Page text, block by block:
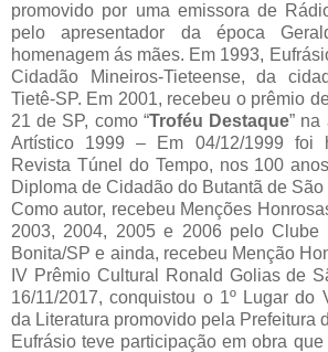
promovido por uma emissora de
pelo apresentador da época
homenagem ás mães. Em 1993,
Cidadão Mineiros-Tieteense, da
Tietê-SP. Em 2001, recebeu o prêmio
21 de SP, como “Troféu Destaque” na
Artístico 1999 – Em 04/12/1999 foi
Revista Túnel do Tempo, nos 100
Diploma de Cidadão do Butantã de São
Como autor, recebeu Menções
2003, 2004, 2005 e 2006 pelo Clube
Bonita/SP e ainda, recebeu Menção
IV Prêmio Cultural Ronald Golias de
16/11/2017, conquistou o 1º Lugar do
da Literatura promovido pela Prefeitura
Eufrásio teve participação em obra